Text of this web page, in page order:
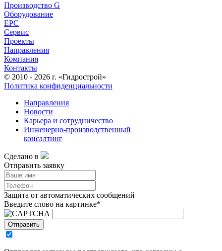
Производство G
Оборудование
EPC
Сервис
Проекты
Направления
Компания
Контакты
© 2010 - 2026 г. «Гидрострой»
Политика конфиденциальности
Направления
Новости
Карьера и сотрудничество
Инженерно-производственный
консалтинг
Сделано в
Отправить заявку
Защита от автоматических сообщений
Введите слово на картинке*
Отправить